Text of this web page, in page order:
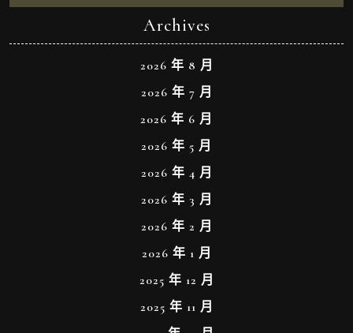
Archives
2026 年 8 月
2026 年 7 月
2026 年 6 月
2026 年 5 月
2026 年 4 月
2026 年 3 月
2026 年 2 月
2026 年 1 月
2025 年 12 月
2025 年 11 月